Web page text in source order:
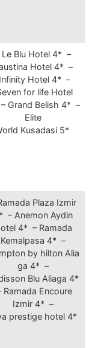
Le Blu Hotel 4* –
Hotel 4* –
Infinity Hotel 4* –
for life Hotel
Grand Belish 4* –
Elite
Kusadasi 5*
Plaza Izmir
– Anemon Aydin
4* – Ramada
Kemalpasa 4* –
by hilton Alia
ga 4* –
Blu Aliaga 4*
Ramada Encoure
Izmir 4* –
prestige hotel 4*